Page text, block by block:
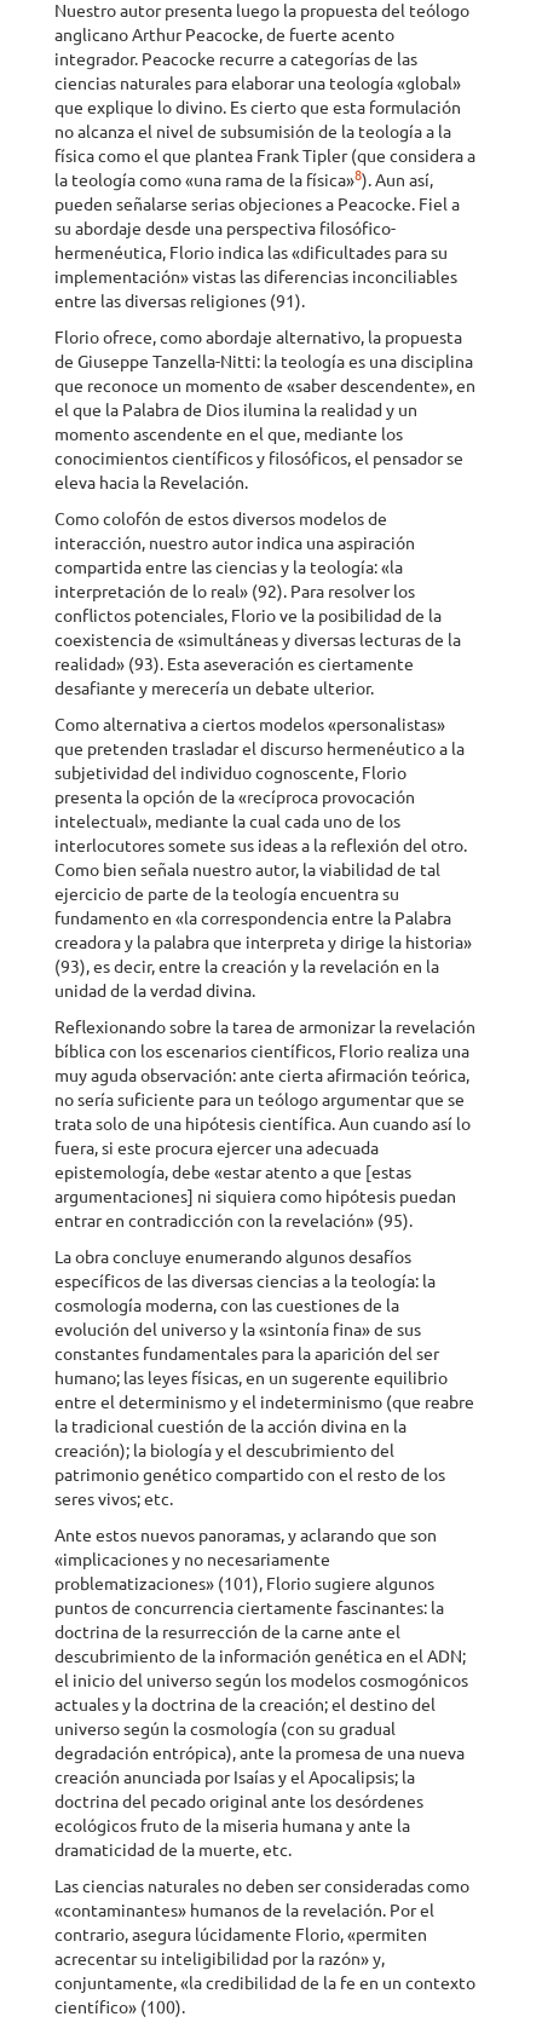
Nuestro autor presenta luego la propuesta del teólogo
anglicano Arthur Peacocke, de fuerte acento
integrador. Peacocke recurre a categorías de las
ciencias naturales para elaborar una teología «global»
que explique lo divino. Es cierto que esta formulación
no alcanza el nivel de subsumisión de la teología a la
física como el que plantea Frank Tipler (que considera a
la teología como «una rama de la física»8). Aun así,
pueden señalarse serias objeciones a Peacocke. Fiel a
su abordaje desde una perspectiva filosófico-
hermenéutica, Florio indica las «dificultades para su
implementación» vistas las diferencias inconciliables
entre las diversas religiones (91).
Florio ofrece, como abordaje alternativo, la propuesta
de Giuseppe Tanzella-Nitti: la teología es una disciplina
que reconoce un momento de «saber descendente», en
el que la Palabra de Dios ilumina la realidad y un
momento ascendente en el que, mediante los
conocimientos científicos y filosóficos, el pensador se
eleva hacia la Revelación.
Como colofón de estos diversos modelos de
interacción, nuestro autor indica una aspiración
compartida entre las ciencias y la teología: «la
interpretación de lo real» (92). Para resolver los
conflictos potenciales, Florio ve la posibilidad de la
coexistencia de «simultáneas y diversas lecturas de la
realidad» (93). Esta aseveración es ciertamente
desafiante y merecería un debate ulterior.
Como alternativa a ciertos modelos «personalistas»
que pretenden trasladar el discurso hermenéutico a la
subjetividad del individuo cognoscente, Florio
presenta la opción de la «recíproca provocación
intelectual», mediante la cual cada uno de los
interlocutores somete sus ideas a la reflexión del otro.
Como bien señala nuestro autor, la viabilidad de tal
ejercicio de parte de la teología encuentra su
fundamento en «la correspondencia entre la Palabra
creadora y la palabra que interpreta y dirige la historia»
(93), es decir, entre la creación y la revelación en la
unidad de la verdad divina.
Reflexionando sobre la tarea de armonizar la revelación
bíblica con los escenarios científicos, Florio realiza una
muy aguda observación: ante cierta afirmación teórica,
no sería suficiente para un teólogo argumentar que se
trata solo de una hipótesis científica. Aun cuando así lo
fuera, si este procura ejercer una adecuada
epistemología, debe «estar atento a que [estas
argumentaciones] ni siquiera como hipótesis puedan
entrar en contradicción con la revelación» (95).
La obra concluye enumerando algunos desafíos
específicos de las diversas ciencias a la teología: la
cosmología moderna, con las cuestiones de la
evolución del universo y la «sintonía fina» de sus
constantes fundamentales para la aparición del ser
humano; las leyes físicas, en un sugerente equilibrio
entre el determinismo y el indeterminismo (que reabre
la tradicional cuestión de la acción divina en la
creación); la biología y el descubrimiento del
patrimonio genético compartido con el resto de los
seres vivos; etc.
Ante estos nuevos panoramas, y aclarando que son
«implicaciones y no necesariamente
problematizaciones» (101), Florio sugiere algunos
puntos de concurrencia ciertamente fascinantes: la
doctrina de la resurrección de la carne ante el
descubrimiento de la información genética en el ADN;
el inicio del universo según los modelos cosmogónicos
actuales y la doctrina de la creación; el destino del
universo según la cosmología (con su gradual
degradación entrópica), ante la promesa de una nueva
creación anunciada por Isaías y el Apocalipsis; la
doctrina del pecado original ante los desórdenes
ecológicos fruto de la miseria humana y ante la
dramaticidad de la muerte, etc.
Las ciencias naturales no deben ser consideradas como
«contaminantes» humanos de la revelación. Por el
contrario, asegura lúcidamente Florio, «permiten
acrecentar su inteligibilidad por la razón» y,
conjuntamente, «la credibilidad de la fe en un contexto
científico» (100).